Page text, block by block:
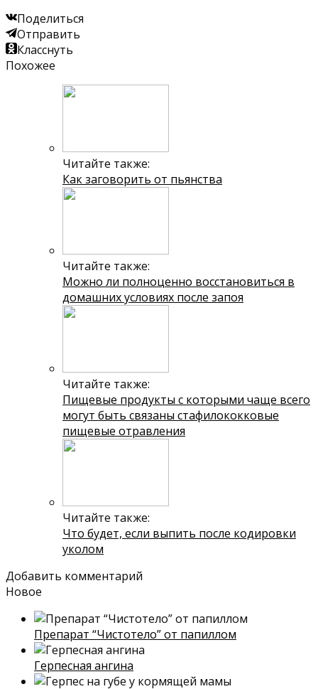
Поделиться
Отправить
Класснуть
Похожее
Читайте также:
Как заговорить от пьянства
Читайте также:
Можно ли полноценно восстановиться в
домашних условиях после запоя
Читайте также:
Пищевые продукты с которыми чаще всего
могут быть связаны стафилококковые
пищевые отравления
Читайте также:
Что будет, если выпить после кодировки
уколом
Добавить комментарий
Новое
Препарат “Чистотело” от папиллом
Герпесная ангина